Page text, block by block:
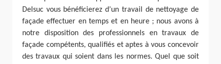
Delsuc vous bénéficierez d’un travail de nettoyage de
façade effectuer en temps et en heure ; nous avons à
notre disposition des professionnels en travaux de
façade compétents, qualifiés et aptes à vous concevoir
des travaux qui soient dans les normes. Quel que soit